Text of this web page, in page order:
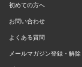
初めての方へ
お問い合わせ
よくある質問
メールマガジン登録・解除